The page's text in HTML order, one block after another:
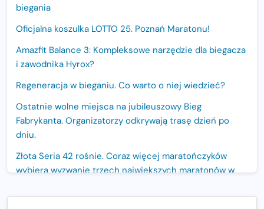
biegania
Oficjalna koszulka LOTTO 25. Poznań Maratonu!
Amazfit Balance 3: Kompleksowe narzędzie dla biegacza
i zawodnika Hyrox?
Regeneracja w bieganiu. Co warto o niej wiedzieć?
Ostatnie wolne miejsca na jubileuszowy Bieg
Fabrykanta. Organizatorzy odkrywają trasę dzień po
dniu.
Złota Seria 42 rośnie. Coraz więcej maratończyków
wybiera wyzwanie trzech największych maratonów w